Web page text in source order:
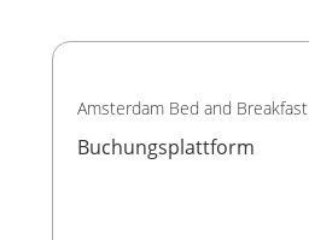
Amsterdam Bed and Breakfast
Buchungsplattform